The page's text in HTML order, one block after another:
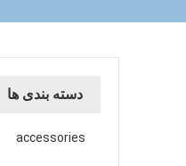
دسته بندی ها
accessories